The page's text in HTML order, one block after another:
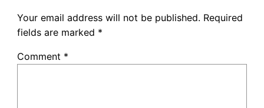
Your email address will not be published. Required
fields are marked *
Comment *